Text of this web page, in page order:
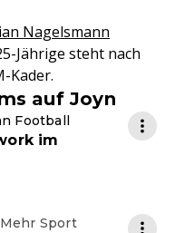
Nagelsmann
Jährige steht nach
Kader.
auf Joyn
Football
im
Sport